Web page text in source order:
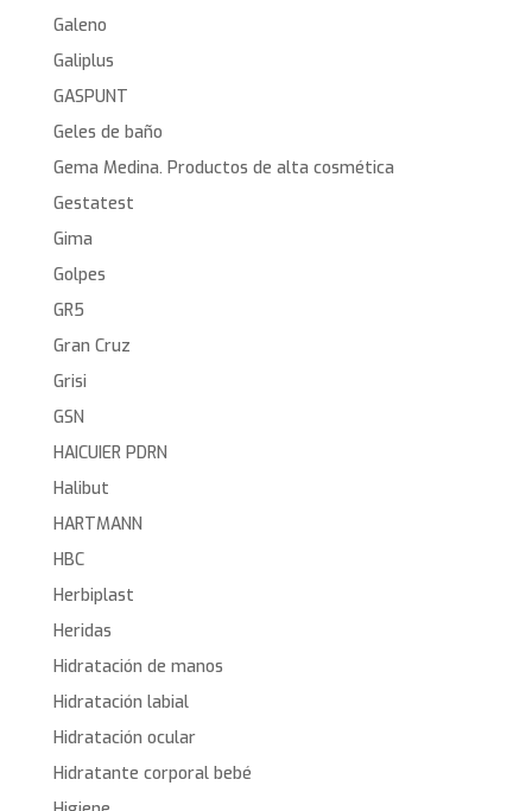
Galeno
Galiplus
GASPUNT
Geles de baño
Gema Medina. Productos de alta cosmética
Gestatest
Gima
Golpes
GR5
Gran Cruz
Grisi
GSN
HAICUIER PDRN
Halibut
HARTMANN
HBC
Herbiplast
Heridas
Hidratación de manos
Hidratación labial
Hidratación ocular
Hidratante corporal bebé